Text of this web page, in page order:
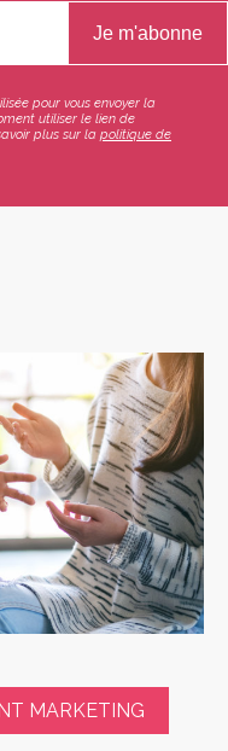
pour vous envoyer la
utiliser le lien de
plus sur la politique de
MARKETING